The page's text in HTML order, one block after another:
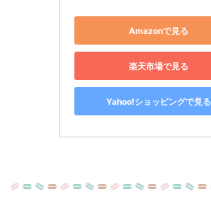
Amazonで見る
楽天市場で見る
Yahoo!ショッピングで見る